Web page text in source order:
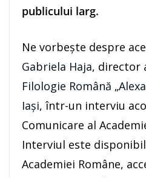
publicului larg.
Ne vorbește despre
Gabriela Haja, director
Filologie Română
Iaşi, într-un interviu
Comunicare al
Interviul este
Academiei Române,